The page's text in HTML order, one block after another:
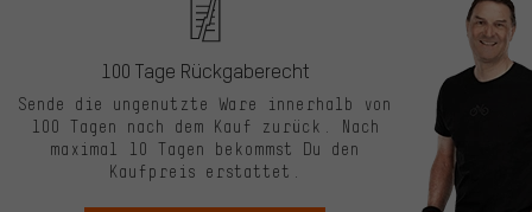
100 Tage Rückgaberecht
Sende die ungenutzte Ware innerhalb von
100 Tagen nach dem Kauf zurück. Nach
maximal 10 Tagen bekommst Du den
Kaufpreis erstattet.